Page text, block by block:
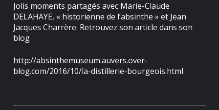
Jolis moments partagés avec Marie-Claude
DELAHAYE, « historienne de l’absinthe » et Jean
Jacques Charrère. Retrouvez son article dans son
blog
http://absinthemuseum.auvers.over-
blog.com/2016/10/la-distillerie-bourgeois.html